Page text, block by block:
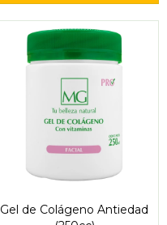
Gel de Colágeno Antiedad